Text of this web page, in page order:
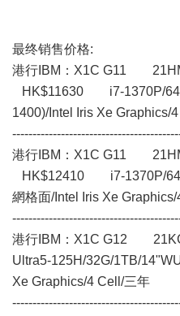
最终销售价格:
港行IBM： X1C G11
HK$11630 i7-1370P/
1400)/Intel Iris Xe Graphics/
港行IBM：X1C G11
HK$12410 i7-1370P/
網格面/Intel Iris Xe
港行IBM：X1C G12
Ultra5-125H/32G/1TB/
Xe Graphics/4 Cell/三年